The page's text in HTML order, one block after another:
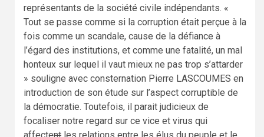
représentants de la société civile indépendants. «
Tout se passe comme si la corruption était perçue à la
fois comme un scandale, cause de la défiance à
l’égard des institutions, et comme une fatalité, un mal
honteux sur lequel il vaut mieux ne pas trop s’attarder
» souligne avec consternation Pierre LASCOUMES en
introduction de son étude sur l’aspect corruptible de
la démocratie. Toutefois, il parait judicieux de
focaliser notre regard sur ce vice et virus qui